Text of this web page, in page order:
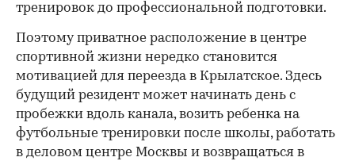
тренировок до профессиональной подготовки.
Поэтому приватное расположение в центре
спортивной жизни нередко становится
мотивацией для переезда в Крылатское. Здесь
будущий резидент может начинать день с
пробежки вдоль канала, возить ребенка на
футбольные тренировки после школы, работать
в деловом центре Москвы и возвращаться в